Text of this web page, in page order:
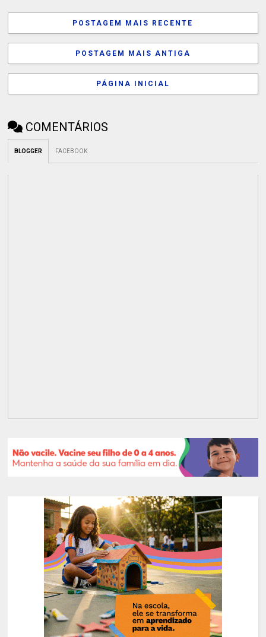
POSTAGEM MAIS RECENTE
POSTAGEM MAIS ANTIGA
PÁGINA INICIAL
COMENTÁRIOS
BLOGGER FACEBOOK